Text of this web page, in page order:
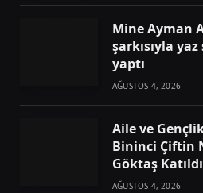
Mine Ayman
şarkısıyla
yaptı
AĞUSTOS 4, 2026
Aile ve
Bininci Çiftin
Göktaş Katıldı
AĞUSTOS 4, 2026